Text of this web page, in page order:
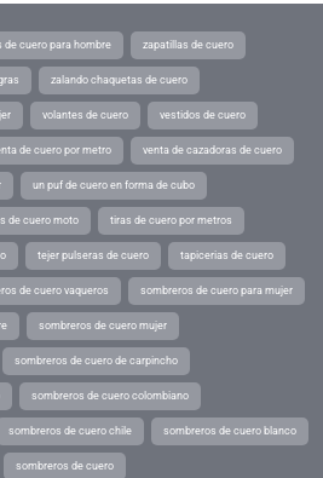
de cuero para hombre zapatillas de cuero
zalando chaquetas de cuero
volantes de cuero vestidos de cuero
de cuero por metro venta de cazadoras de cuero
un puf de cuero en forma de cubo
de cuero moto tiras de cuero por metros
tejer pulseras de cuero tapicerias de cuero
de cuero vaqueros sombreros de cuero para mujer
sombreros de cuero mujer
sombreros de cuero de carpincho
sombreros de cuero colombiano
sombreros de cuero chile sombreros de cuero blanco
sombreros de cuero